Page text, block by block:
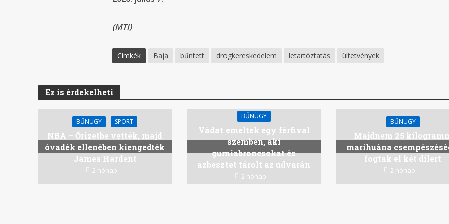
(MTI)
Címkék Baja bűntett drogkereskedelem letartóztatás ültetvények
Ez is érdekelheti
BŰNÜGY SPORT
NBA – Őrizetbe vették, majd
óvadék ellenében kiengedték
James Hardent
2 hónap
BŰNÜGY
Vádat emeltek egy férfival
szemben, aki
gumiabroncsokat és
azbesztet tárolt az udvarán
2 hónap
BŰNÜGY
Majdnem 25
marihuána
fogtak el két dílert
2 hónap